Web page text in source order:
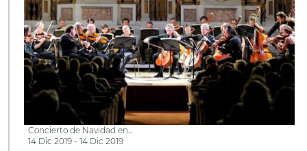
Concierto de Navidad en...
14 Dic 2019 - 14 Dic 2019